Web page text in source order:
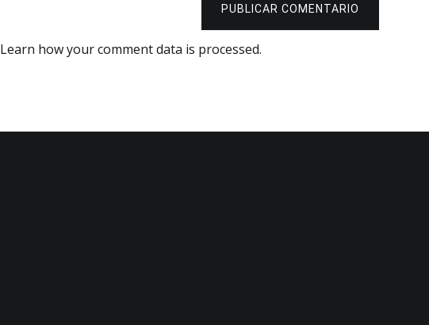
PUBLICAR COMENTARIO
Learn how your comment data is processed.